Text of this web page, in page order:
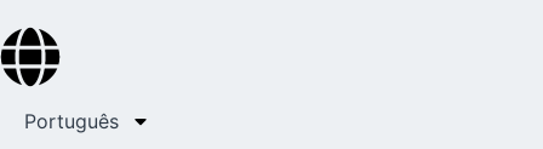
Português